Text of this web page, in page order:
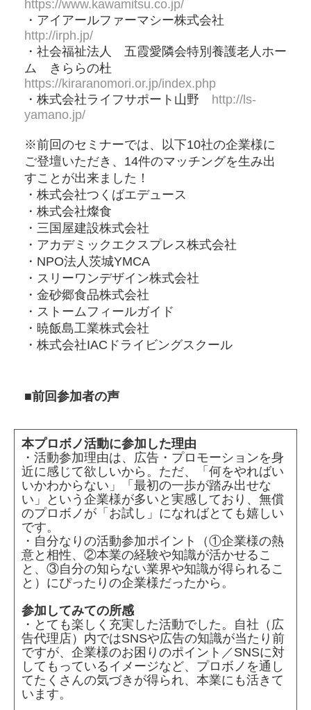
https://www.kawamitsu.co.jp/
・アイアールファーマシー株式会社
http://irph.jp/
・社会福祉法人 五霞愛隣会特別養護老人ホー
ム きららの杜
https://kiraranomori.or.jp/index.php
・株式会社ライフサポート山野
http://ls-
yamano.jp/
※前回のセミナーでは、以下10社の企業様に
ご登壇いただき、14件のマッチングを生み出
すことが出来ました！
・株式会社つくばエデュース
・株式会社燦食
・三国屋建設株式会社
・アカデミックエクスプレス株式会社
・NPO法人茨城YMCA
・スリーワンデザイン株式会社
・金砂郷食品株式会社
・ストームフィールガイド
・暁飯島工業株式会社
・株式会社IACドライビングスクール
■前回参加者の声
本プロボノ活動に参加した理由
・活動参加理由は、広告・プロモーションを身
近に感じて欲しいから。ただ、「何をやればい
いかわからない」「最初の一歩が踏み出せな
い」という企業様が多いと実感しており、無償
のプロボノが「お試し」になればとても嬉しい
です。
・自分なりの活動参加ポイント（①企業様の熱
意と相性、②本業の経験や知識が活かせるこ
と、③自分の知らない業界や知識が得られるこ
と）にぴったりの企業様だったから。
参加してみての所感
・とても楽しく充実した活動でした。自社（広
告代理店）内ではSNSや広告の知識が当たり前
ですが、企業様のお困りのポイント／SNSに対
してもっているイメージなど、プロボノを通し
てたくさんの気づきが得られ、本業にも活きて
います。